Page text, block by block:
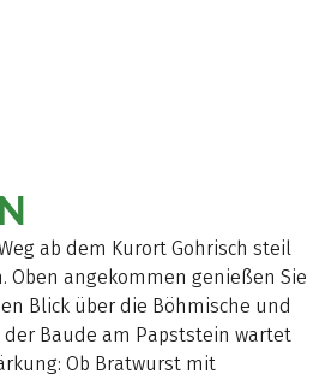
ab dem Kurort Gohrisch steil
Oben angekommen genießen Sie
Blick über die Böhmische und
der Baude am Papststein wartet
Ob Bratwurst mit